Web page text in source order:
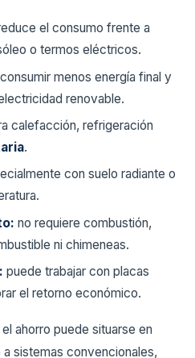
el consumo frente a
o termos eléctricos.
menos energía final y
renovable.
calefacción, refrigeración
.
con suelo radiante o
no requiere combustión,
ni chimeneas.
puede trabajar con placas
el retorno económico.
ahorro puede situarse en
sistemas convencionales,